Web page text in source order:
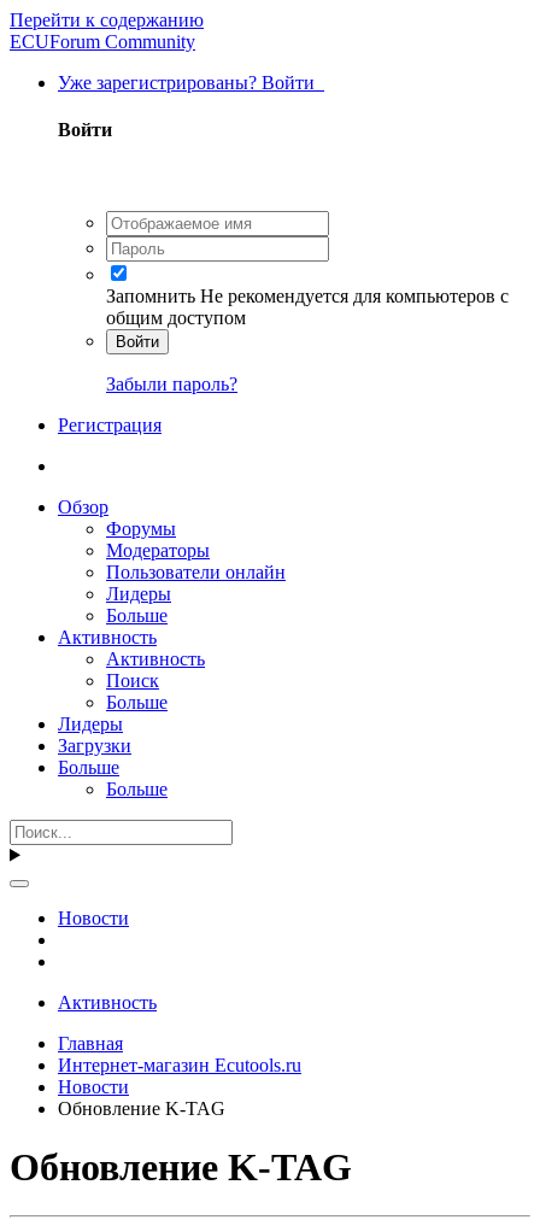
Перейти к содержанию
ECUForum Community
Уже зарегистрированы? Войти
Войти
Запомнить Не рекомендуется для компьютеров с
общим доступом
Войти
Забыли пароль?
Регистрация
Обзор
Форумы
Модераторы
Пользователи онлайн
Лидеры
Больше
Активность
Активность
Поиск
Больше
Лидеры
Загрузки
Больше
Больше
Новости
Активность
Главная
Интернет-магазин Ecutools.ru
Новости
Обновление K-TAG
Обновление K-TAG